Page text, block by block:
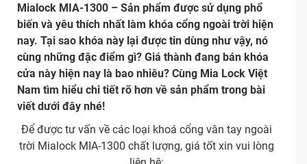
Mialock MIA-1300 – Sản phẩm được sử dụng phổ
biến và yêu thích nhất làm khóa cổng ngoài trời hiện
nay. Tại sao khóa này lại được tin dùng như vậy, nó
cùng những đặc điểm gì? Giá thành đang bán khóa
cửa này hiện nay là bao nhiêu? Cùng Mia Lock Việt
Nam tìm hiểu chi tiết rõ hơn về sản phẩm trong bài
viết dưới đây nhé!
Để được tư vấn về các loại khoá cổng vân tay ngoài
trời Mialock MIA-1300 chất lượng, giá tốt xin vui lòng